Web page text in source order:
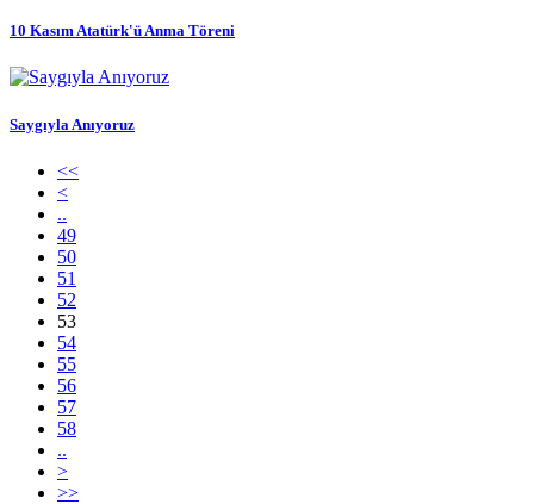
10 Kasım Atatürk'ü Anma Töreni
Saygıyla Anıyoruz
<<
<
..
49
50
51
52
53
54
55
56
57
58
..
>
>>